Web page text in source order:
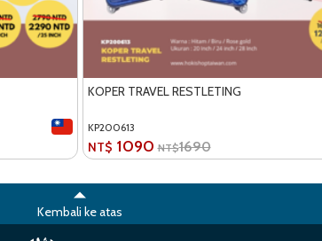
KOPER TRAVEL RESTLETING
KP200613
NT$ 1090 NT$1690
Kembali ke atas